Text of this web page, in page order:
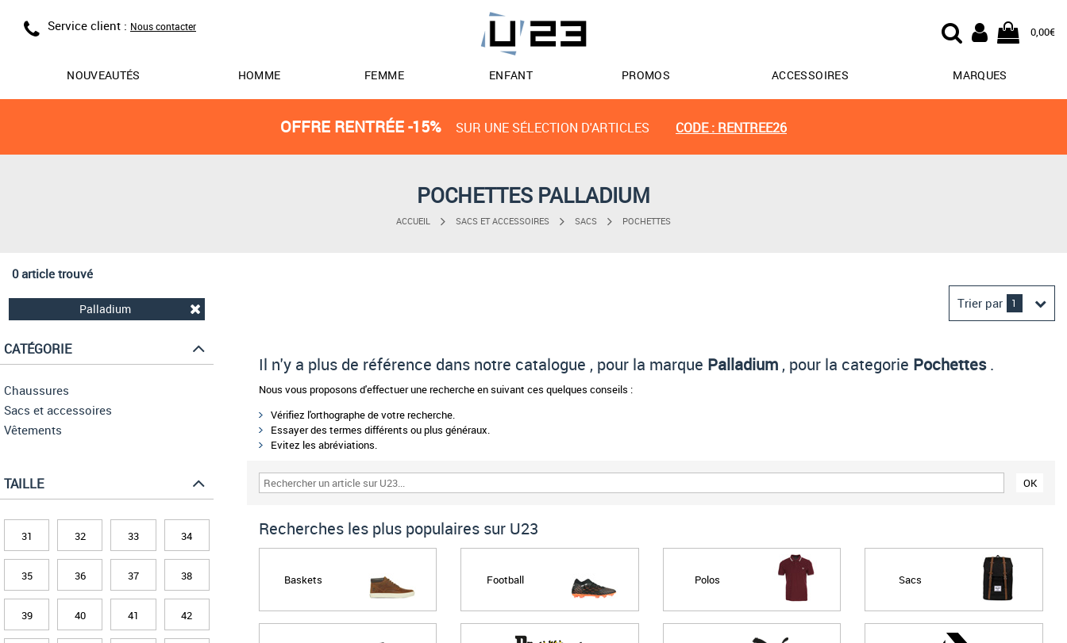
Service client : Nous contacter 0,00€
NOUVEAUTÉS HOMME FEMME ENFANT PROMOS ACCESSOIRES MARQUES
OFFRE RENTRÉE -15% SUR UNE SÉLECTION D'ARTICLES CODE : RENTREE26
POCHETTES PALLADIUM
ACCUEIL SACS ET ACCESSOIRES SACS POCHETTES
0 article trouvé
Palladium
CATÉGORIE
Chaussures
Sacs et accessoires
Vêtements
TAILLE
31 32 33 34
35 36 37 38
39 40 41 42
Trier par 1
Prix croissant
Il n'y a plus de référence dans notre catalogue , pour la marque Palladium, pour la categorie Pochettes.
Nous vous proposons d'effectuer une recherche en suivant ces quelques conseils :
Vérifiez l'orthographe de votre recherche.
Essayer des termes différents ou plus généraux.
Evitez les abréviations.
Recherches les plus populaires sur U23
Baskets Football Polos Sacs